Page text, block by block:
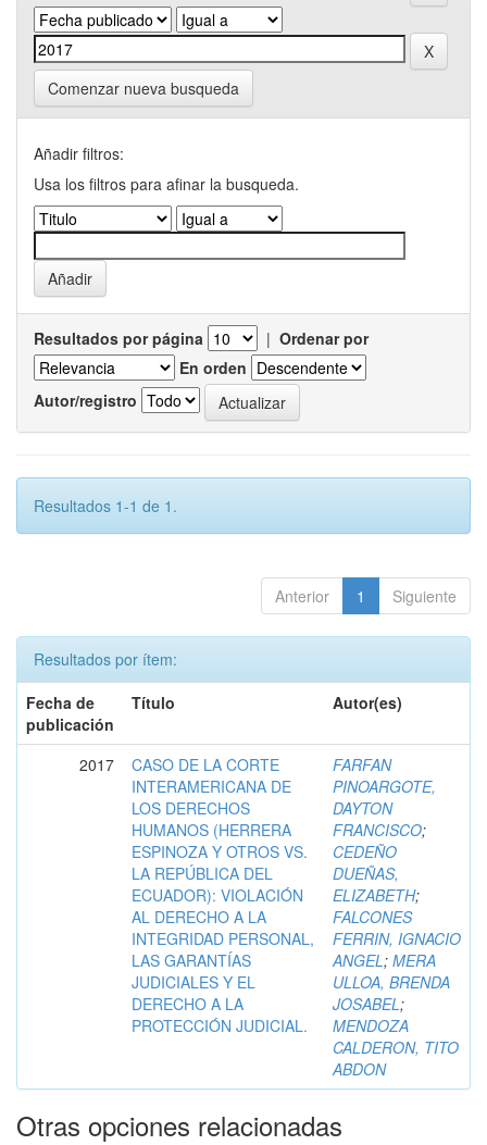
Comenzar nueva busqueda
Añadir filtros:
Usa los filtros para afinar la busqueda.
Resultados por página | Ordenar por
En orden
Autor/registro
Resultados 1-1 de 1.
Anterior 1 Siguiente
Resultados por ítem:
Fecha de
publicación
Título Autor(es)
2017
CASO DE LA CORTE
INTERAMERICANA DE
LOS DERECHOS
HUMANOS (HERRERA
ESPINOZA Y OTROS VS.
LA REPÚBLICA DEL
ECUADOR): VIOLACIÓN
AL DERECHO A LA
INTEGRIDAD PERSONAL,
LAS GARANTÍAS
JUDICIALES Y EL
DERECHO A LA
PROTECCIÓN JUDICIAL.
FARFAN
PINOARGOTE,
DAYTON
FRANCISCO;
CEDEÑO
DUEÑAS,
ELIZABETH;
FALCONES
FERRIN, IGNACIO
ANGEL; MERA
ULLOA, BRENDA
JOSABEL;
MENDOZA
CALDERON, TITO
ABDON
Otras opciones relacionadas